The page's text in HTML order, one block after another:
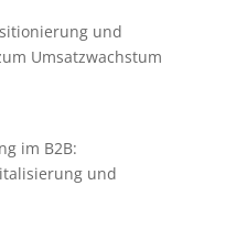
und
Umsatzwachstum
im B2B:
und